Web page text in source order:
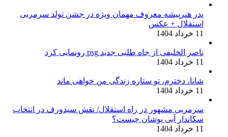
پدر هنرپیشه معروف مهمان ویژه در جشن تولد سرمربی
استقلال + عکس
11 خرداد 1404
ناصر الخلیفی از جاه طلبی جدید psg رونمایی کرد
11 خرداد 1404
شانا، دخترم، تو ستاره زندگی من خواهی ماند
11 خرداد 1404
سرمربی مشهور در راه استقلال/ نقش سیدورف در انتخاب
سکاندار آبی پوشان چیست؟
11 خرداد 1404